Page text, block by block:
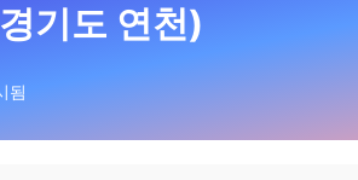
기도 연천)
됨